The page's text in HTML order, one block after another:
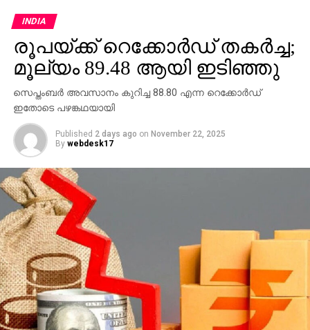
യാതൊരുവിധ ഉറപ്പുമില്ല. ചില എയര്‍ലൈനുകള്‍
കഴിഞ്ഞ ദിവസങ്ങളില്‍ ദേശീയദിനാഘോഷ
സ്‌പെഷ്യല്‍ നിരക്ക് എന്ന പേരില്‍ ഓഫറുകള്‍
പ്രഖ്യാപിച്ചിട്ടുണ്ടെങ്കിലും അവയൊന്നും കാര്യമായ
ഫലമുള്ളവയല്ല എന്നാണ് പ്രവാസികള്‍
വിലയിരുത്തുന്നത്.
2017 ജൂണ്‍ വരെയുള്ള ഓഫറുകളും ചില
എയര്‍ലൈനുകള്‍ പ്രഖ്യാപിച്ചിട്ടുണ്ട്. പക്ഷെ നിരക്ക്
വര്‍ധിപ്പിക്കുന്ന സമയത്ത് യാതൊരുവിധ കുറവും
അവിടെയും കാണുന്നില്ലെന്നാണ് പ്രവാസികള്‍
പറയുന്നത്. മുന്‍കൂട്ടി ടിക്കറ്റ് വിറ്റഴിക്കുന്നതിലൂടെ
വന്‍നേട്ടമുണ്ടാക്കാനാണ് ഇതിലൂടെ വിമാനക്കമ്പനികള്‍
ശ്രമിക്കുന്നതെന്ന ആക്ഷേപവും ഉയര്‍ന്നിട്ടുണ്ട്. വേനല്‍
അവധിക്കാലത്തിനുപുറമെ മറ്റു സമയങ്ങളിലും ഇരട്ടി
നിരക്ക് ഈടാക്കി ചൂഷണം ചെയ്യുന്ന പ്രവണത
വര്‍ധിച്ചുവരികയാണ്.
RELATED TOPICS:
INDIA
രൂപയ്ക്ക് റെക്കോര്‍ഡ് തകര്‍ച്ച;
മൂല്യം 89.48 ആയി ഇടിഞ്ഞു
സെപ്തംബര്‍ അവസാനം കുറിച്ച 88.80 എന്ന റെക്കോര്‍ഡ്
ഇതോടെ പഴങ്കഥയായി
Published 2 days ago on November 22, 2025
By webdesk17